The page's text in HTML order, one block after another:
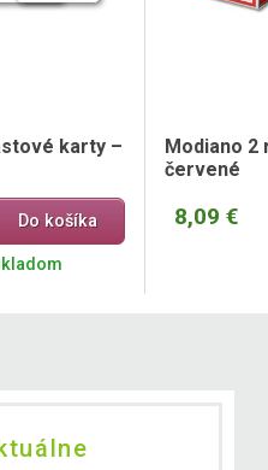
karty –
Do košíka
Modiano 2
červené
8,09 €